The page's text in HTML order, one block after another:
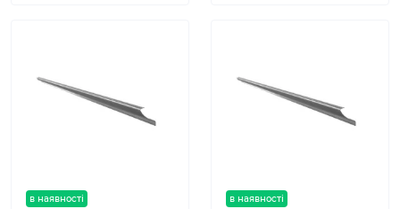
в наявності в наявності